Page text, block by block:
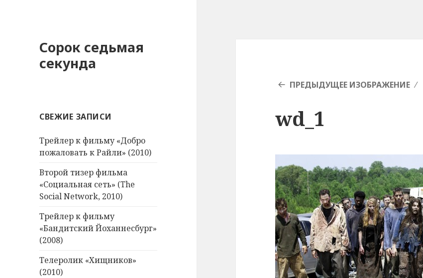
Сорок седьмая
секунда
СВЕЖИЕ ЗАПИСИ
Трейлер к фильму «Добро
пожаловать к Райли» (2010)
Второй тизер фильма
«Социальная сеть» (The
Social Network, 2010)
Трейлер к фильму
«Бандитский Йоханнесбург»
(2008)
Телеролик «Хищников»
(2010)
ПРЕДЫДУЩЕЕ ИЗОБРАЖЕНИЕ
wd_1